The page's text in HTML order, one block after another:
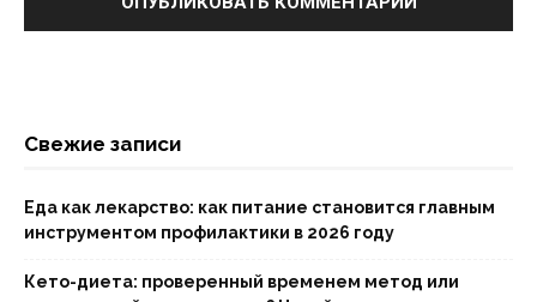
Свежие записи
Еда как лекарство: как питание становится главным
инструментом профилактики в 2026 году
Кето-диета: проверенный временем метод или